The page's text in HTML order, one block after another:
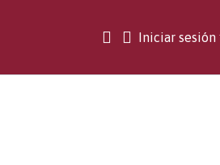
Iniciar sesión